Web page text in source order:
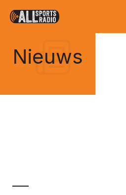
Nieuws